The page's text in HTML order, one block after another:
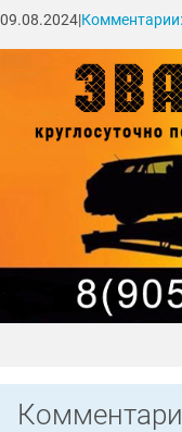
09.08.2024|Комментарии: